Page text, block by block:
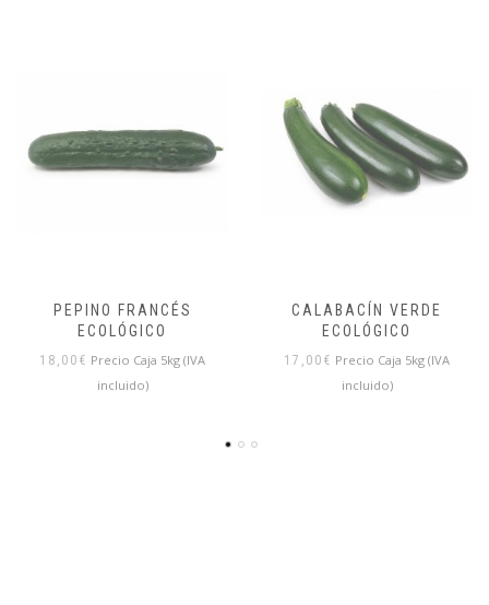
CALABACÍN VERDE
ECOLÓGICO
17,00 € Precio Caja 5kg (IVA
incluido)
TOMATE ROSA DE LA
SERRATA 5€/KG
25,00 € Precio Caja 5kg (IVA
incluido)